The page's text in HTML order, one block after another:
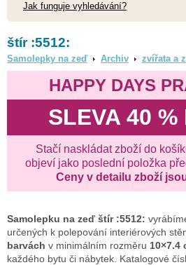
Jak funguje vyhledávání?
štír :5512:
Samolepky na zeď Archiv zvířata a
HAPPY DAYS
SLEVA 40 %
Stačí naskládat zboží do
objeví jako poslední položka
Ceny v detailu zboží
Samolepku na zeď štír :5512:
určených k polepování interiérových
barvách v minimálním rozměru 10×7.4
každého bytu či nábytek. Katalogové